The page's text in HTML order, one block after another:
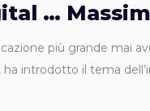
…
più grande mai
ha introdotto il tema